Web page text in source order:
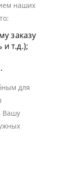
наших
заказу
и т.д.);
для
Вашу